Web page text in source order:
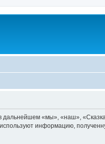
«мы», «наш»,
информацию,